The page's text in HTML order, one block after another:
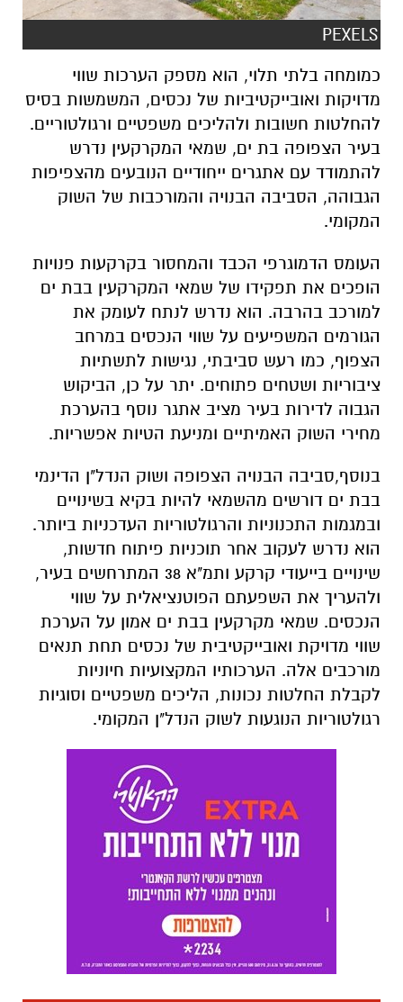
PEXELS
כמומחה בלתי תלוי, הוא מספק הערכות שווי
מדויקות ואובייקטיביות של נכסים, המשמשות בסיס
להחלטות חשובות ולהליכים משפטיים ורגולטוריים.
בעיר הצפופה בת ים, שמאי המקרקעין נדרש
להתמודד עם אתגרים ייחודיים הנובעים מהצפיפות
הגבוהה, הסביבה הבנויה והמורכבות של השוק
המקומי.
העומס הדמוגרפי הכבד והמחסור בקרקעות פנויות
הופכים את תפקידו של שמאי המקרקעין בבת ים
למורכב בהרבה. הוא נדרש לנתח לעומק את
הגורמים המשפיעים על שווי הנכסים במרחב
הצפוף, כמו רעש סביבתי, נגישות לתשתיות
ציבוריות ושטחים פתוחים. יתר על כן, הביקוש
הגבוה לדירות בעיר מציב אתגר נוסף בהערכת
מחירי השוק האמיתיים ומניעת הטיות אפשריות.
בנוסף,סביבה הבנויה הצפופה ושוק הנדל"ן הדינמי
בבת ים דורשים מהשמאי להיות בקיא בשינויים
ובמגמות התכנוניות והרגולטוריות העדכניות ביותר.
הוא נדרש לעקוב אחר תוכניות פיתוח חדשות,
שינויים בייעודי קרקע ותמ"א 38 המתרחשים בעיר,
ולהעריך את השפעתם הפוטנציאלית על שווי
הנכסים. שמאי מקרקעין בבת ים אמון על הערכת
שווי מדויקת ואובייקטיבית של נכסים תחת תנאים
מורכבים אלה. הערכותיו המקצועיות חיוניות
לקבלת החלטות נכונות, הליכים משפטיים וסוגיות
רגולטוריות הנוגעות לשוק הנדל"ן המקומי.